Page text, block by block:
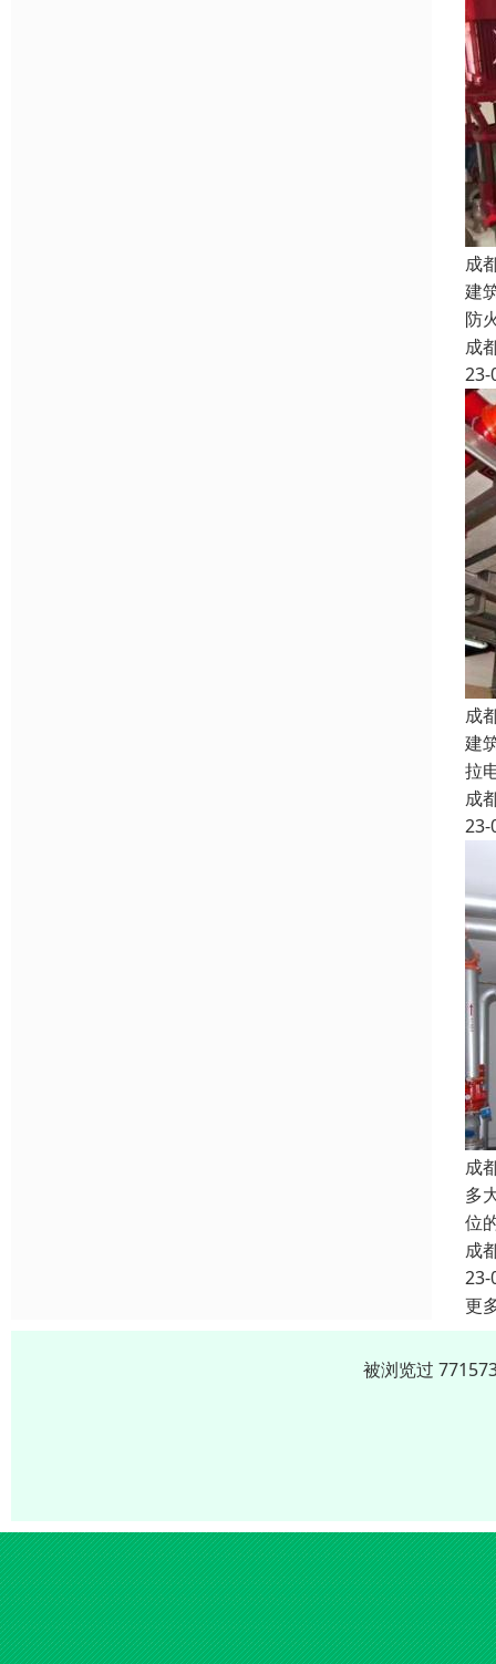
成
建
防
成
23-
成
建
拉
成
23-
成
多
位
成
23-
更
被浏览过